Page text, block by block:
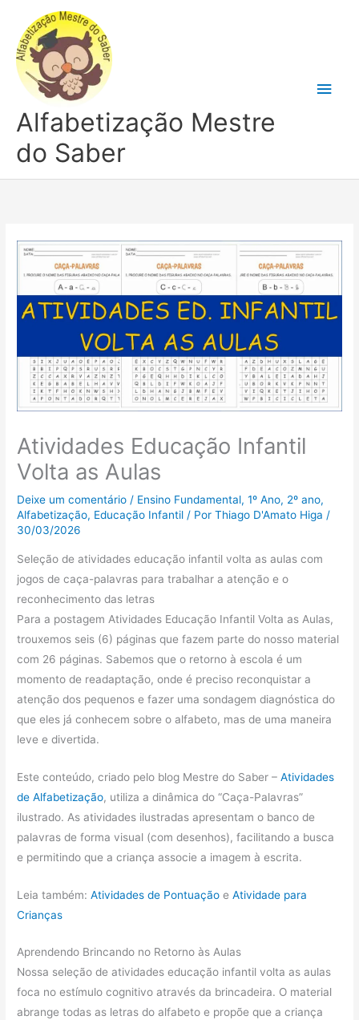
conteúdo
Alfabetização Mestre
do Saber
Atividades Educação Infantil
Volta as Aulas
Deixe um comentário / Ensino Fundamental,1º Ano, 2º ano,
Alfabetização, Educação Infantil / PorThiago D'Amato Higa /
30/03/2026
Seleção de atividades educação infantil volta as aulas com
jogos de caça-palavras para trabalhar a atenção e o
reconhecimento das letras
Para a postagem Atividades Educação Infantil Volta as Aulas,
trouxemos seis (6) páginas que fazem parte do nosso material
com 26 páginas. Sabemos que o retorno à escola é um
momento de readaptação, onde é preciso reconquistar a
atenção dos pequenos e fazer uma sondagem diagnóstica do
que eles já conhecem sobre o alfabeto, mas de uma maneira
leve e divertida.
Este conteúdo, criado pelo blog Mestre do Saber –Atividades
de Alfabetização, utiliza a dinâmica do “Caça-Palavras”
ilustrado. As atividades ilustradas apresentam o banco de
palavras de forma visual (com desenhos), facilitando a busca
e permitindo que a criança associe a imagem à escrita.
Leia também:Atividades de Pontuação eAtividade para
Crianças
Aprendendo Brincando no Retorno às Aulas
Nossa seleção de atividades educação infantil volta as aulas
foca no estímulo cognitivo através da brincadeira. O material
abrange todas as letras do alfabeto e propõe que a criança